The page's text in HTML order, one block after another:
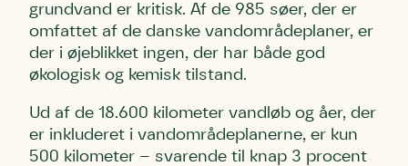
grundvand er kritisk. Af de 985 søer, der er
omfattet af de danske vandområdeplaner, er
der i øjeblikket ingen, der har både god
økologisk og kemisk tilstand.
Ud af de 18.600 kilometer vandløb og åer, der
er inkluderet i vandområdeplanerne, er kun
500 kilometer – svarende til knap 3 procent